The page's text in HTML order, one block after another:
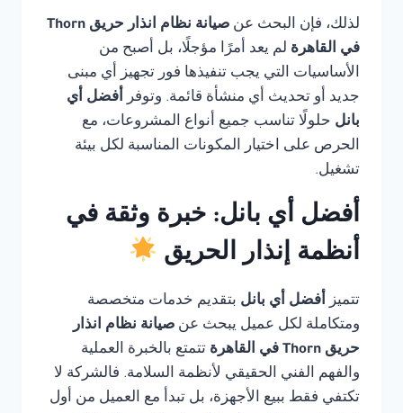
لذلك، فإن البحث عن
صيانة نظام انذار حريق Thorn
في القاهرة لم يعد أمرًا مؤجلًا، بل أصبح من
الأساسيات التي يجب تنفيذها فور تجهيز أي مبنى
جديد أو تحديث أي منشأة قائمة. وتوفر أفضل أي
بانل حلولًا تناسب جميع أنواع المشروعات، مع
الحرص على اختيار المكونات المناسبة لكل بيئة
تشغيل.
أفضل أي بانل: خبرة وثقة في
أنظمة إنذار الحريق
تتميز أفضل أي بانل بتقديم خدمات متخصصة
ومتكاملة لكل عميل يبحث عن صيانة نظام انذار
حريق Thorn في القاهرة
تتمتع بالخبرة العملية
والفهم الفني الحقيقي لأنظمة السلامة. فالشركة لا
تكتفي فقط ببيع الأجهزة، بل تبدأ مع العميل من أول